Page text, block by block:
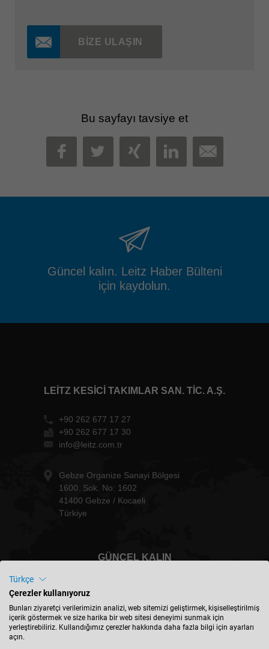
BIZE ULAŞIN
Bu sayfayı tavsiye et
FACEBOOK
TWITTER
XINGLINKEDIN
MAIL
Güncel kalın. Leitz Haber Bülteni
için kaydolun.
LEITZ KESICI TAKIMLAR SAN. TIC. A.Ş.
+90 262 677 17 27
+90 262 677 17 30
info@leitz.com.tr
Gebze Organize Sanayi Bölgesi
1600. Sok. No: 1602
41400 Gebze / Kocaeli
Türkiye
GÜNCEL KALIN
Türkiye - türkçe
Türkçe
Çerezler kullanıyoruz
Bunları ziyaretçi verilerimizin analizi, web sitemizi geliştirmek, kişiselleştirilmiş
içerik göstermek ve size harika bir web sitesi deneyimi sunmak için
yerleştirebiliriz. Kullandığımız çerezler hakkında daha fazla bilgi için ayarları
açın.